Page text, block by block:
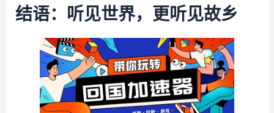
结语：听见世界，更听见故乡